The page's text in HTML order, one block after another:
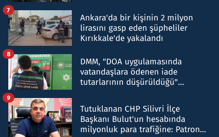
Ankara'da bir kişinin 2 milyon
lirasını gasp eden şüpheliler
Kırıkkale'de yakalandı
7
DMM, "DOA uygulamasında
vatandaşlara ödenen iade
tutarlarının düşürüldüğü"
8
Tutuklanan CHP Silivri İlçe
Başkanı Bulut'un hesabında
milyonluk para trafiğine: Patron
9